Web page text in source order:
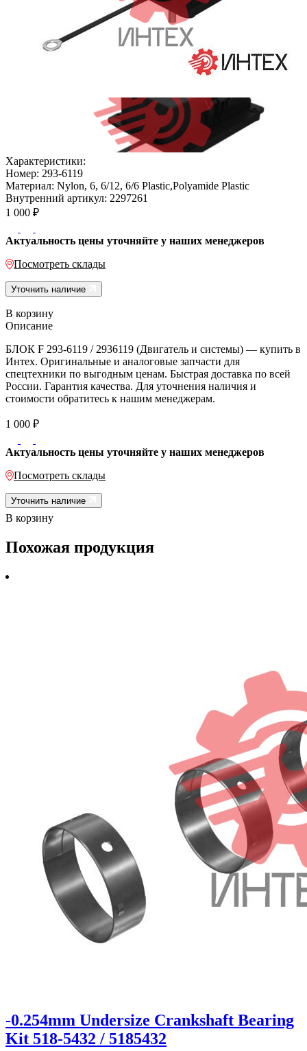
Характеристики:
Номер: 293-6119
Материал: Nylon, 6, 6/12, 6/6 Plastic,Polyamide Plastic
Внутренний артикул: 2297261
1 000 ₽
Актуальность цены уточняйте у наших менеджеров
Посмотреть склады
Уточнить наличие
В корзину
Описание
БЛОК F 293-6119 / 2936119 (Двигатель и системы) — купить в
Интех. Оригинальные и аналоговые запчасти для
спецтехники по выгодным ценам. Быстрая доставка по всей
России. Гарантия качества. Для уточнения наличия и
стоимости обратитесь к нашим менеджерам.
1 000 ₽
Актуальность цены уточняйте у наших менеджеров
Посмотреть склады
Уточнить наличие
В корзину
Похожая продукция
-0.254mm Undersize Crankshaft Bearing
Kit 518-5432 / 5185432